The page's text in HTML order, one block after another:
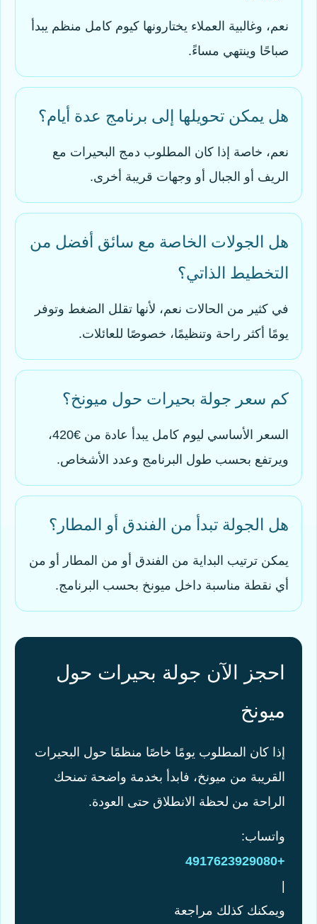
نعم، وغالبية العملاء يختارونها كيوم كامل منظم يبدأ
صباحًا وينتهي مساءً.
هل يمكن تحويلها إلى برنامج عدة أيام؟
نعم، خاصة إذا كان المطلوب دمج البحيرات مع
الريف أو الجبال أو وجهات قريبة أخرى.
هل الجولات الخاصة مع سائق أفضل من
التخطيط الذاتي؟
في كثير من الحالات نعم، لأنها تقلل الضغط وتوفر
يومًا أكثر راحة وتنظيمًا، خصوصًا للعائلات.
كم سعر جولة بحيرات حول ميونخ؟
السعر الأساسي ليوم كامل يبدأ عادة من €420،
ويرتفع بحسب طول البرنامج وعدد الأشخاص.
هل الجولة تبدأ من الفندق أو المطار؟
يمكن ترتيب البداية من الفندق أو من المطار أو من
أي نقطة مناسبة داخل ميونخ بحسب البرنامج.
احجز الآن جولة بحيرات حول
ميونخ
إذا كان المطلوب يومًا خاصًا منظمًا حول البحيرات
القريبة من ميونخ، فابدأ بخدمة واضحة تمنحك
الراحة من لحظة الانطلاق حتى العودة.
واتساب:
+4917623929080
ويمكنك كذلك مراجعة